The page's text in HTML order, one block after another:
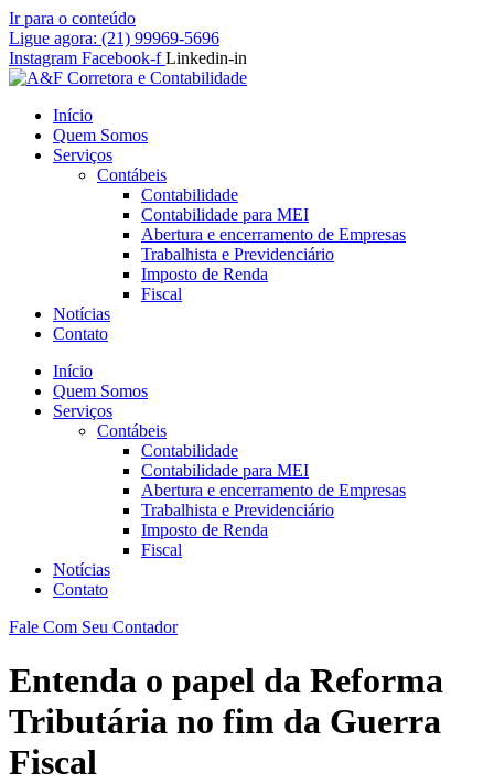
Ir para o conteúdo
Ligue agora: (21) 99969-5696
Instagram Facebook-f Linkedin-in
Início
Quem Somos
Serviços
Contábeis
Contabilidade
Contabilidade para MEI
Abertura e encerramento de Empresas
Trabalhista e Previdenciário
Imposto de Renda
Fiscal
Notícias
Contato
Início
Quem Somos
Serviços
Contábeis
Contabilidade
Contabilidade para MEI
Abertura e encerramento de Empresas
Trabalhista e Previdenciário
Imposto de Renda
Fiscal
Notícias
Contato
Fale Com Seu Contador
Entenda o papel da Reforma
Tributária no fim da Guerra
Fiscal